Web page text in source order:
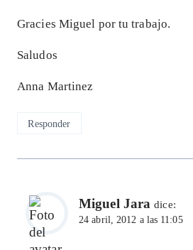
Gracies Miguel por tu trabajo.
Saludos
Anna Martinez
Responder
Miguel Jara dice:
24 abril, 2012 a las 11:05